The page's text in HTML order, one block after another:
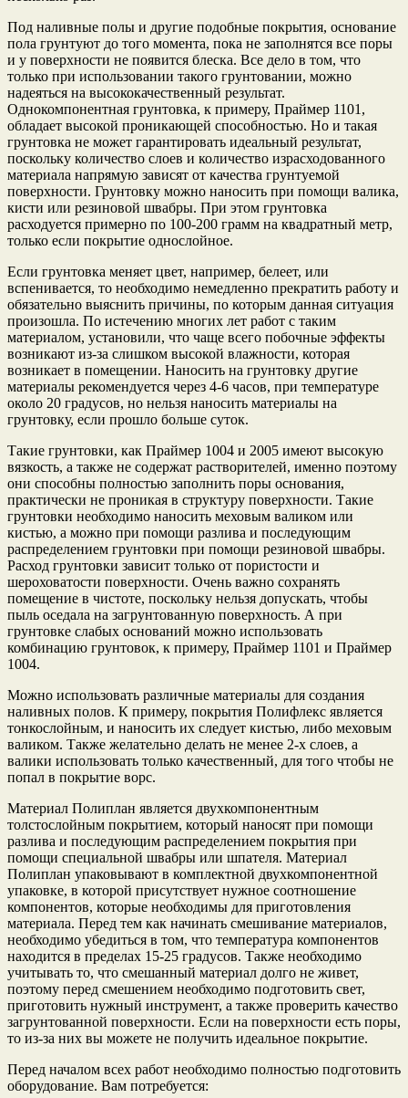
Под наливные полы и другие подобные покрытия, основание
пола грунтуют до того момента, пока не заполнятся все поры
и у поверхности не появится блеска. Все дело в том, что
только при использовании такого грунтовании, можно
надеяться на высококачественный результат.
Однокомпонентная грунтовка, к примеру, Праймер 1101,
обладает высокой проникающей способностью. Но и такая
грунтовка не может гарантировать идеальный результат,
поскольку количество слоев и количество израсходованного
материала напрямую зависят от качества грунтуемой
поверхности. Грунтовку можно наносить при помощи валика,
кисти или резиновой швабры. При этом грунтовка
расходуется примерно по 100-200 грамм на квадратный метр,
только если покрытие однослойное.
Если грунтовка меняет цвет, например, белеет, или
вспенивается, то необходимо немедленно прекратить работу и
обязательно выяснить причины, по которым данная ситуация
произошла. По истечению многих лет работ с таким
материалом, установили, что чаще всего побочные эффекты
возникают из-за слишком высокой влажности, которая
возникает в помещении. Наносить на грунтовку другие
материалы рекомендуется через 4-6 часов, при температуре
около 20 градусов, но нельзя наносить материалы на
грунтовку, если прошло больше суток.
Такие грунтовки, как Праймер 1004 и 2005 имеют высокую
вязкость, а также не содержат растворителей, именно поэтому
они способны полностью заполнить поры основания,
практически не проникая в структуру поверхности. Такие
грунтовки необходимо наносить меховым валиком или
кистью, а можно при помощи разлива и последующим
распределением грунтовки при помощи резиновой швабры.
Расход грунтовки зависит только от пористости и
шероховатости поверхности. Очень важно сохранять
помещение в чистоте, поскольку нельзя допускать, чтобы
пыль оседала на загрунтованную поверхность. А при
грунтовке слабых оснований можно использовать
комбинацию грунтовок, к примеру, Праймер 1101 и Праймер
1004.
Можно использовать различные материалы для создания
наливных полов. К примеру, покрытия Полифлекс является
тонкослойным, и наносить их следует кистью, либо меховым
валиком. Также желательно делать не менее 2-х слоев, а
валики использовать только качественный, для того чтобы не
попал в покрытие ворс.
Материал Полиплан является двухкомпонентным
толстослойным покрытием, который наносят при помощи
разлива и последующим распределением покрытия при
помощи специальной швабры или шпателя. Материал
Полиплан упаковывают в комплектной двухкомпонентной
упаковке, в которой присутствует нужное соотношение
компонентов, которые необходимы для приготовления
материала. Перед тем как начинать смешивание материалов,
необходимо убедиться в том, что температура компонентов
находится в пределах 15-25 градусов. Также необходимо
учитывать то, что смешанный материал долго не живет,
поэтому перед смешением необходимо подготовить свет,
приготовить нужный инструмент, а также проверить качество
загрунтованной поверхности. Если на поверхности есть поры,
то из-за них вы можете не получить идеальное покрытие.
Перед началом всех работ необходимо полностью подготовить
оборудование. Вам потребуется: